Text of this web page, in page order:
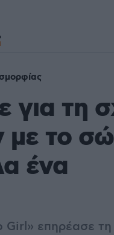
για τη
με το
ένα
Girl» επηρέασε